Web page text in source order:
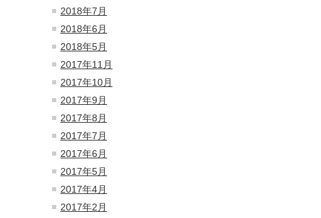
2018年7月
2018年6月
2018年5月
2017年11月
2017年10月
2017年9月
2017年8月
2017年7月
2017年6月
2017年5月
2017年4月
2017年2月